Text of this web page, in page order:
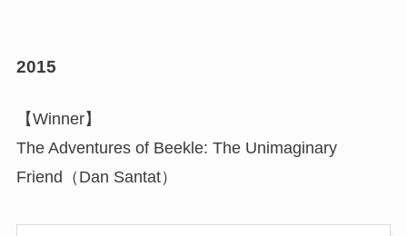
2015
【Winner】
The Adventures of Beekle: The Unimaginary
Friend（Dan Santat）